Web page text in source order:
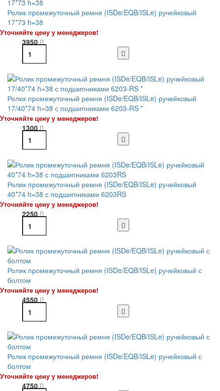
Ролик промежуточный ремня (ISDe/EQB/ISLe) ручейковый
17*73 h=38
Уточняйте цену у менеджеров!
3950
Ролик промежуточный ремня (ISDe/EQB/ISLe) ручейковый
17/40*74 h=38 с подшипниками 6203-RS *
Уточняйте цену у менеджеров!
1300
Ролик промежуточный ремня (ISDe/EQB/ISLe) ручейковый
40*74 h=38 с подшипниками 6203RS
Уточняйте цену у менеджеров!
2250
Ролик промежуточный ремня (ISDe/EQB/ISLe) ручейковый с
болтом
Уточняйте цену у менеджеров!
4550
Ролик промежуточный ремня (ISDe/EQB/ISLe) ручейковый с
болтом
Уточняйте цену у менеджеров!
4750